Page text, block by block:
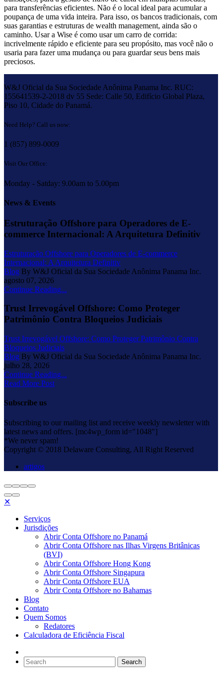
para transferências eficientes. Não é o local ideal para acumular a
poupança de uma vida inteira. Para isso, os bancos tradicionais, com
suas garantias e estruturas de wealth management, ainda são o
caminho. Usar a Wise é como usar um carro de corrida:
incrivelmente rápido e eficiente para seu propósito, mas você não o
usaria para fazer uma mudança ou para guardar seus bens mais
preciosos.
W&J Oficial da Sua Sociedade Anônima Panama Inc. RUC:
155641539-2-2018 dv 55 Sede: Calle 50, Edifício Global Plaza,
Piso 10, Cidade do Panamá.
Need Help? Call us now:
1 (857) 899-0009
Visit Our Office:
Monday - Satday: 9.00am to 5.00pm
News & Events
Estruturação Offshore para Operadores de E-
commerce Internacional: A Arquitetura Definitiv
Estruturação Offshore para Operadores de E-commerce
Internacional: A Arquitetura Definitiv
Blog By W&J Oficial da Sua Sociedade Anônima Panama Inc.
agosto 07, 2026
Continue Reading...
Trust Irrevogável Offshore: Como Proteger
Patrimônio Contra Bloqueios Judiciais
Trust Irrevogável Offshore: Como Proteger Patrimônio Contra
Bloqueios Judiciais
Blog By W&J Oficial da Sua Sociedade Anônima Panama Inc.
julho 28, 2026
Continue Reading...
Read More Post
Subscribe us
Subscribing to our mailing list and receive weekly newsletter with
latest news and offers. [mc4wp_form id="1048"]
*We never spam!
Copyright © 2018 Delaware Consulting, All Right Reserved
artigos
✕
Serviços
Jurisdições
Abrir Conta Offshore no Panamá
Abrir Conta Offshore nas Ilhas Virgens Britânicas
(BVI)
Abrir Conta Offshore Hong Kong
Abrir Conta Offshore Singapura
Abrir Conta Offshore EUA
Abrir Conta Offshore no Bahamas
Blog
Contato
Quem Somos
Redatores
Calculadora de Eficiência Fiscal